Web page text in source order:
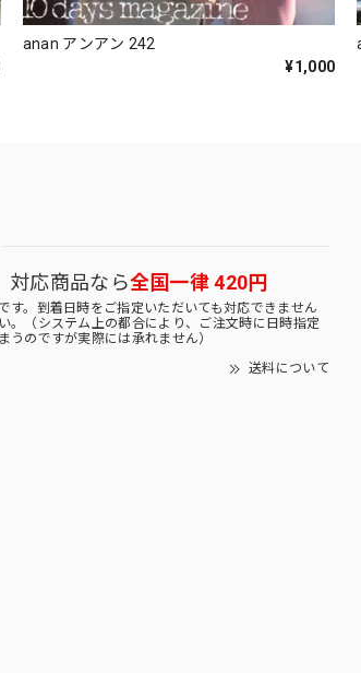
anan アンアン 242
¥1,000
対応商品なら全国一律 420円
す。到着日時をご指定いただいても対応できません
。（システム上の都合により、ご注文時に日時指定
うのですが実際には承れません）
送料について